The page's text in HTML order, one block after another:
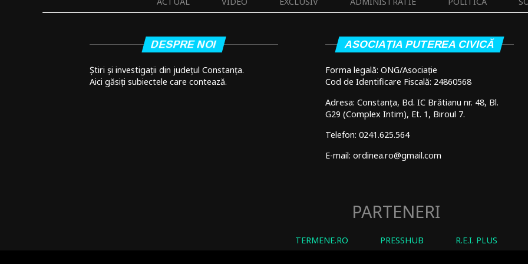
DESPRE NOI
Știri și investigații din județul Constanța.
Aici găsiți subiectele care contează.
ASOCIAȚIA PUTEREA CIVICĂ
Forma legală: ONG/Asociație
Cod de Identificare Fiscală: 24860568
Adresa: Constanța, Bd. IC Brătianu nr. 48, Bl.
G29 (Complex Intim), Et. 1, Biroul 7.
Telefon: 0241.625.564
E-mail: ordinea.ro@gmail.com
PARTENERI
TERMENE.RO PRESSHUB R.E.I. PLUS